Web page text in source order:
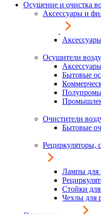
Осушение и очистка
Аксессуары и
Осушители
Бытовые
Очистители
Бытовые
Рециркуляторы,
Лампы для
Стойки
Чехлы для